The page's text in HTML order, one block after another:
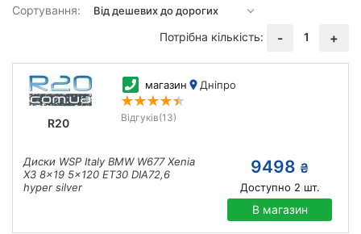
Сортування:
Потрібна кількість:
- 1 +
R20
магазин Дніпро
Відгуків(13)
Диски WSP Italy BMW W677 Xenia
X3 8x19 5x120 ET30 DIA72,6
hyper silver
9498 ₴
Доступно 2 шт.
В магазин